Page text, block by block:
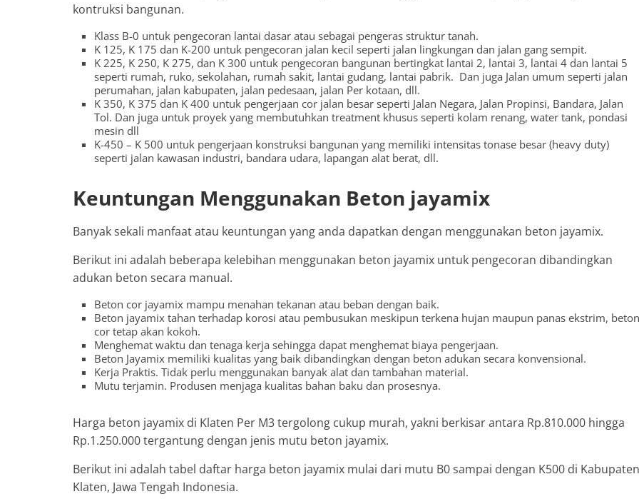
kontruksi bangunan.
Klass B-0 untuk pengecoran lantai dasar atau sebagai pengeras struktur tanah.
K 125, K 175 dan K-200 untuk pengecoran jalan kecil seperti jalan lingkungan dan jalan gang sempit.
K 225, K 250, K 275, dan K 300 untuk pengecoran bangunan bertingkat lantai 2, lantai 3, lantai 4 dan lantai 5
seperti rumah, ruko, sekolahan, rumah sakit, lantai gudang, lantai pabrik. Dan juga Jalan umum seperti jalan
perumahan, jalan kabupaten, jalan pedesaan, jalan Per kotaan, dll.
K 350, K 375 dan K 400 untuk pengerjaan cor jalan besar seperti Jalan Negara, Jalan Propinsi, Bandara, Jalan
Tol. Dan juga untuk proyek yang membutuhkan treatment khusus seperti kolam renang, water tank, pondasi
mesin dll
K-450 – K 500 untuk pengerjaan konstruksi bangunan yang memiliki intensitas tonase besar (heavy duty)
seperti jalan kawasan industri, bandara udara, lapangan alat berat, dll.
Keuntungan Menggunakan Beton jayamix
Banyak sekali manfaat atau keuntungan yang anda dapatkan dengan menggunakan beton jayamix.
Berikut ini adalah beberapa kelebihan menggunakan beton jayamix untuk pengecoran dibandingkan
adukan beton secara manual.
Beton cor jayamix mampu menahan tekanan atau beban dengan baik.
Beton jayamix tahan terhadap korosi atau pembusukan meskipun terkena hujan maupun panas ekstrim, beton
cor tetap akan kokoh.
Menghemat waktu dan tenaga kerja sehingga dapat menghemat biaya pengerjaan.
Beton Jayamix memiliki kualitas yang baik dibandingkan dengan beton adukan secara konvensional.
Kerja Praktis. Tidak perlu menggunakan banyak alat dan tambahan material.
Mutu terjamin. Produsen menjaga kualitas bahan baku dan prosesnya.
Harga beton jayamix di Klaten Per M3 tergolong cukup murah, yakni berkisar antara Rp.810.000 hingga
Rp.1.250.000 tergantung dengan jenis mutu beton jayamix.
Berikut ini adalah tabel daftar harga beton jayamix mulai dari mutu B0 sampai dengan K500 di Kabupaten
Klaten, Jawa Tengah Indonesia.